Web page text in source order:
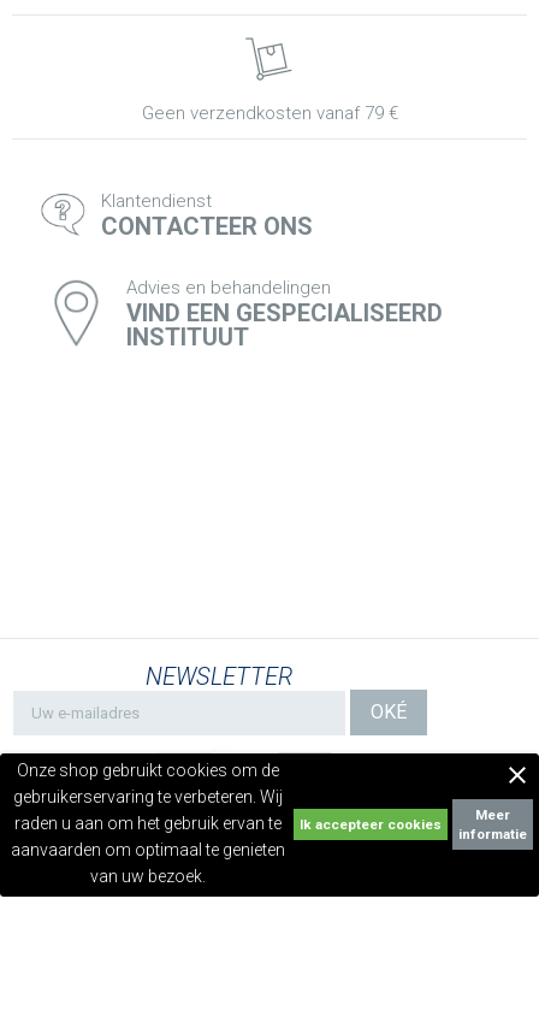
Onze shop gebruikt cookies om de
gebruikerservaring te verbeteren. Wij
raden u aan om het gebruik ervan te
aanvaarden om optimaal te genieten
van uw bezoek.
Meer
informatie

Geen verzendkosten vanaf 79 €
Klantendienst
CONTACTEER ONS
Advies en behandelingen
VIND EEN GESPECIALISEERD
INSTITUUT
NEWSLETTER
ONZE VERZORGINGSCENTRA
in de wereld